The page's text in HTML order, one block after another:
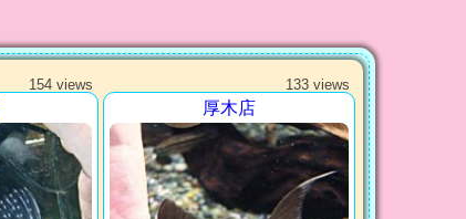
154 views 133 views
厚木店